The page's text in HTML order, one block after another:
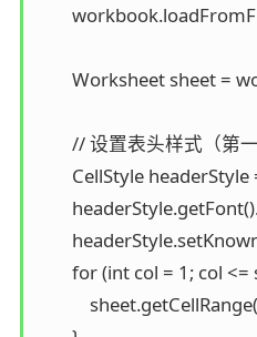
Worksheet sheet =
// 设置表头样式（第
CellStyle
for (int col = 1;